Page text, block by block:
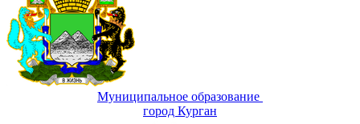
Муниципальное образование
город Курган